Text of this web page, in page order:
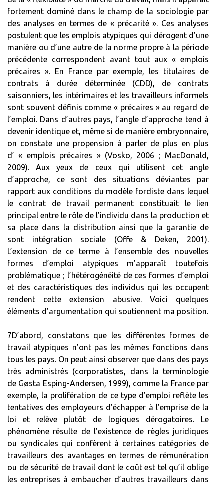
fortement dominé dans le champ de la sociologie par
des analyses en termes de « précarité ». Ces analyses
postulent que les emplois atypiques qui dérogent d’une
manière ou d’une autre de la norme propre à la période
précédente correspondent avant tout aux « emplois
précaires ». En France par exemple, les titulaires de
contrats à durée déterminée (CDD), de contrats
saisonniers, les intérimaires et les travailleurs informels
sont souvent définis comme « précaires » au regard de
l’emploi. Dans d’autres pays, l’angle d’approche tend à
devenir identique et, même si de manière embryonnaire,
on constate une propension à parler de plus en plus
d’ « emplois précaires » (Vosko, 2006 ; MacDonald,
2009). Aux yeux de ceux qui utilisent cet angle
d’approche, ce sont des situations déviantes par
rapport aux conditions du modèle fordiste dans lequel
le contrat de travail permanent constituait le lien
principal entre le rôle de l’individu dans la production et
sa place dans la distribution ainsi que la garantie de
sont intégration sociale (Offe & Deken, 2001).
L’extension de ce terme à l’ensemble des nouvelles
formes d’emploi atypiques m’apparaît toutefois
problématique ; l’hétérogénéité de ces formes d’emploi
et des caractéristiques des individus qui les occupent
rendent cette extension abusive. Voici quelques
éléments d’argumentation qui soutiennent ma position.
7D’abord, constatons que les différentes formes de
travail atypiques n’ont pas les mêmes fonctions dans
tous les pays. On peut ainsi observer que dans des pays
très administrés (corporatistes, dans la terminologie
de Gøsta Esping-Andersen, 1999), comme la France par
exemple, la prolifération de ce type d’emploi reflète les
tentatives des employeurs d’échapper à l’emprise de la
loi et relève plutôt de logiques dérogatoires. Le
phénomène résulte de l’existence de règles juridiques
ou syndicales qui confèrent à certaines catégories de
travailleurs des avantages en termes de rémunération
ou de sécurité de travail dont le coût est tel qu’il oblige
les entreprises à embaucher d’autres travailleurs dans